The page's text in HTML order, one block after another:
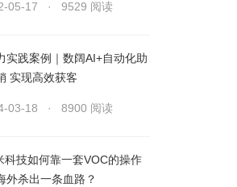
05-17 · 9529 阅读
实践案例｜数阔AI+自动化助
实现高效获客
03-18 · 8900 阅读
科技如何靠一套VOC的操作
外杀出一条血路？